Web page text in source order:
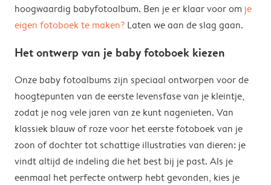
hoogwaardig babyfotoalbum. Ben je er klaar voor om je
eigen fotoboek te maken? Laten we aan de slag gaan.
Het ontwerp van je baby fotoboek kiezen
Onze baby fotoalbums zijn speciaal ontworpen voor de
hoogtepunten van de eerste levensfase van je kleintje,
zodat je nog vele jaren van ze kunt nagenieten. Van
klassiek blauw of roze voor het eerste fotoboek van je
zoon of dochter tot schattige illustraties van dieren: je
vindt altijd de indeling die het best bij je past. Als je
eenmaal het perfecte ontwerp hebt gevonden, kies je